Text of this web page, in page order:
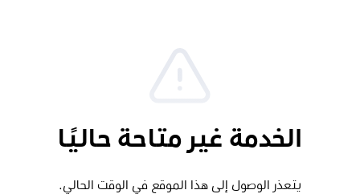
الخدمة غير متاحة حاليًا
يتعذر الوصول إلى هذا الموقع في الوقت الحالي.